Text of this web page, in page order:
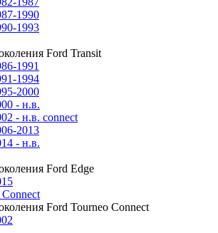
1990
1993
Ford Transit
1991
1994
2000
- н.в.
- н.в. connect
2013
- н.в.
Ford Edge
Ford Tourneo Connect